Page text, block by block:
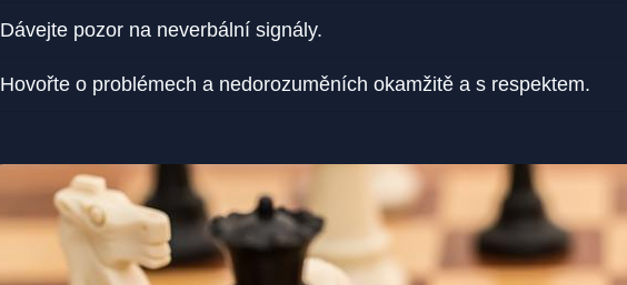
Dávejte pozor na neverbální signály.
Hovořte o problémech a nedorozuměních okamžitě a s respektem.